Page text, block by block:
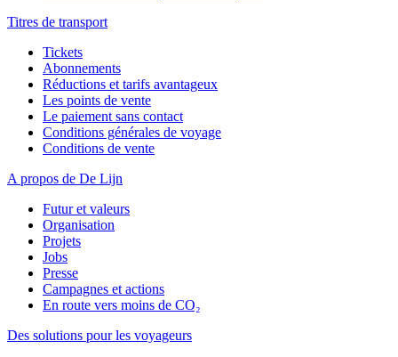
Titres de transport
Tickets
Abonnements
Réductions et tarifs avantageux
Les points de vente
Le paiement sans contact
Conditions générales de voyage
Conditions de vente
A propos de De Lijn
Futur et valeurs
Organisation
Projets
Jobs
Presse
Campagnes et actions
En route vers moins de CO₂
Des solutions pour les voyageurs